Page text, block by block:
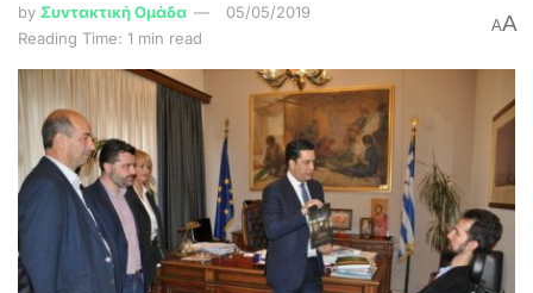
by Συντακτική Ομάδα
05/05/2019
Reading Time: 1 min read
AA